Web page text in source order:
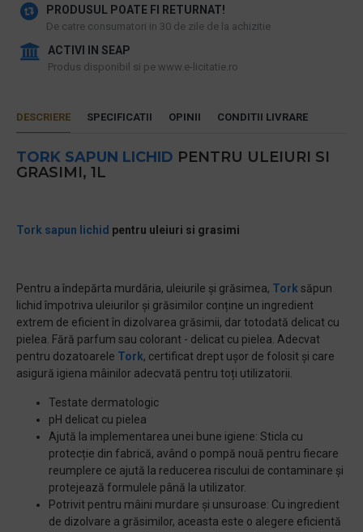
PRODUSUL POATE FI RETURNAT!
De catre consumatori in 30 de zile de la achizitie
ACTIVI IN SEAP
Produs disponibil si pe www.e-licitatie.ro
DESCRIERE SPECIFICATII OPINII CONDITII LIVRARE
TORK SAPUN LICHID PENTRU ULEIURI SI
GRASIMI, 1L
Tork sapun lichid pentru uleiuri si grasimi
Pentru a îndepărta murdăria, uleiurile și grăsimea, Tork săpun
lichid împotriva uleiurilor și grăsimilor conține un ingredient
extrem de eficient în dizolvarea grăsimii, dar totodată delicat cu
pielea. Fără parfum sau colorant - delicat cu pielea. Adecvat
pentru dozatoarele Tork, certificat drept ușor de folosit și care
asigură igiena mâinilor adecvată pentru toți utilizatorii.
Testate dermatologic
pH delicat cu pielea
Ajută la implementarea unei bune igiene: Sticla cu
protecție din fabrică, având o pompă nouă pentru fiecare
reumplere ce ajută la reducerea riscului de contaminare și
protejează formulele până la utilizator.
Potrivit pentru mâini murdare și unsuroase: Cu ingredient
de dizolvare a grăsimilor, aceasta este o alegere eficientă